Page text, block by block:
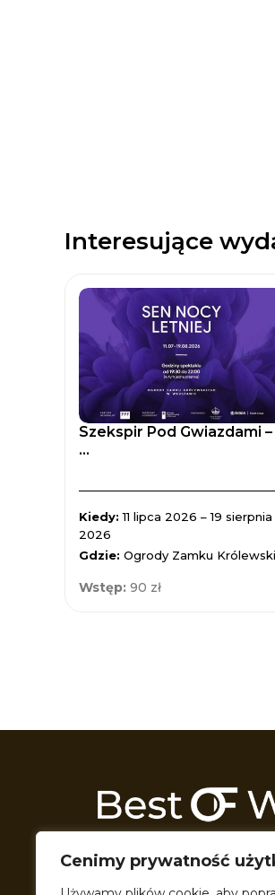
Cenimy prywatność
Interesujące
Szekspir Pod Gwiazdami –
...
Kiedy:11 lipca 2026 – 19 sierpnia
2026
Gdzie: Ogrody Zamku
Wstęp: 90 zł
Odkrywamy Warszawę
Przeszukujemy
przeróżne formy